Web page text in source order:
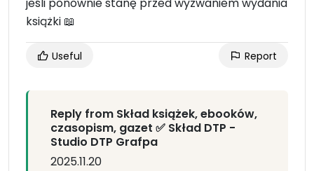
jeśli ponownie stanę przed wyzwaniem wydania
książki 📖
Useful Report
Reply from Skład książek, ebooków,
czasopism, gazet ✅ Skład DTP -
Studio DTP Grafpa
2025.11.20